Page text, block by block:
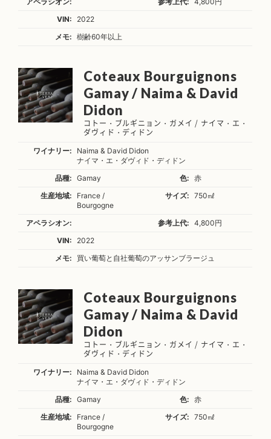
VIN:
2022
メモ:
樹齢60年以上
Coteaux Bourguignons
Gamay / Naima & David
Didon
コトー・ブルギニョン・ガメイ / ナイマ・エ・
ダヴィド・ディドン
ワイナリー:
Naima & David Didon
ナイマ・エ・ダヴィド・ディドン
品種:
Gamay 色:
赤
生産地域:
France /
Bourgogne
サイズ: 750㎖
アペラシオン: 参考上代:
4,800円
VIN:
2022
メモ:
買い葡萄と自社葡萄のアッサンブラージュ
Coteaux Bourguignons
Gamay / Naima & David
Didon
コトー・ブルギニョン・ガメイ / ナイマ・エ・
ダヴィド・ディドン
ワイナリー:
Naima & David Didon
ナイマ・エ・ダヴィド・ディドン
品種:
Gamay 色:
赤
生産地域:
France /
Bourgogne
サイズ: 750㎖